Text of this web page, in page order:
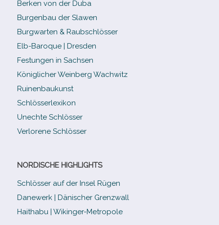
Berken von der Duba
Burgenbau der Slawen
Burgwarten & Raubschlösser
Elb-​Baroque | Dresden
Festungen in Sachsen
Königlicher Weinberg Wachwitz
Ruinenbaukunst
Schlösserlexikon
Unechte Schlösser
Verlorene Schlösser
NORDISCHE HIGHLIGHTS
Schlösser auf der Insel Rügen
Danewerk | Dänischer Grenzwall
Haithabu | Wikinger-Metropole